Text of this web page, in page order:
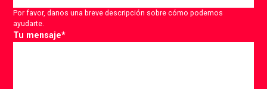
Por favor, danos una breve descripción sobre cómo podemos
ayudarte.
Tu mensaje*